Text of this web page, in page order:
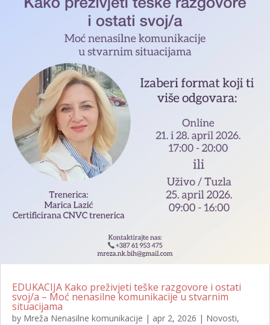
EDUKACIJA Kako preživjeti teške razgovore i ostati
svoj/a – Moć nenasilne komunikacije u stvarnim
situacijama
by Mreža Nenasilne komunikacije | apr 2, 2026 | Novosti,